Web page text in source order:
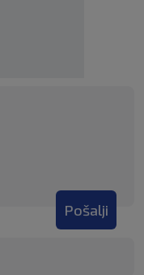
Pošalji